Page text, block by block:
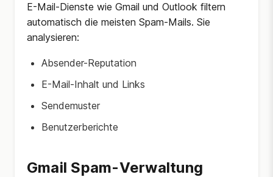
E-Mail-Dienste wie Gmail und Outlook filtern
automatisch die meisten Spam-Mails. Sie
analysieren:
Absender-Reputation
E-Mail-Inhalt und Links
Sendemuster
Benutzerberichte
Gmail Spam-Verwaltung